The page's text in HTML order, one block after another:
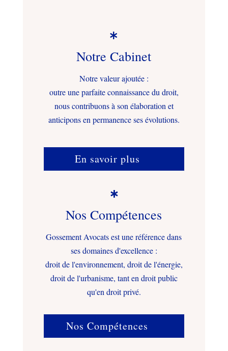

Notre Cabinet
Notre valeur ajoutée :
outre une parfaite connaissance du droit,
nous contribuons à son élaboration et
anticipons en permanence ses évolutions.
En savoir plus

Nos Compétences
Gossement Avocats est une référence dans
ses domaines d'excellence :
droit de l'environnement, droit de l'énergie,
droit de l'urbanisme, tant en droit public
qu'en droit privé.
Nos Compétences